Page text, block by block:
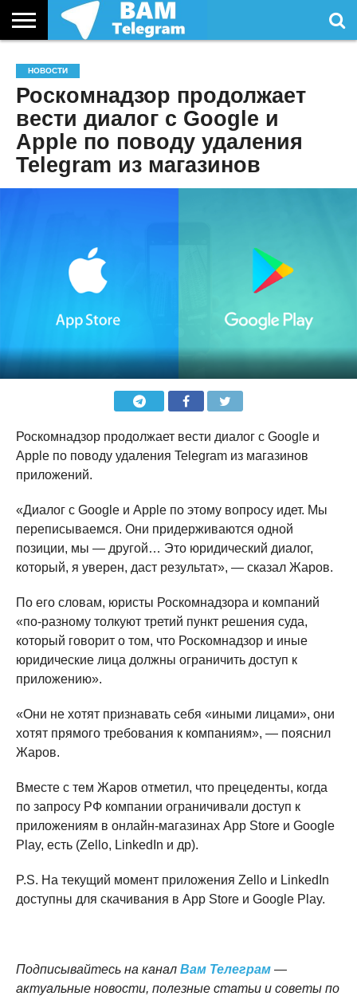
УСЛУГИ
НОВОСТИ
Роскомнадзор продолжает
вести диалог с Google и
Apple по поводу удаления
Telegram из магазинов
Роскомнадзор продолжает вести диалог с Google и
Apple по поводу удаления Telegram из магазинов
приложений.
«Диалог с Google и Apple по этому вопросу идет. Мы
переписываемся. Они придерживаются одной
позиции, мы — другой… Это юридический диалог,
который, я уверен, даст результат», — сказал Жаров.
По его словам, юристы Роскомнадзора и компаний
«по-разному толкуют третий пункт решения суда,
который говорит о том, что Роскомнадзор и иные
юридические лица должны ограничить доступ к
приложению».
«Они не хотят признавать себя «иными лицами», они
хотят прямого требования к компаниям», — пояснил
Жаров.
Вместе с тем Жаров отметил, что прецеденты, когда
по запросу РФ компании ограничивали доступ к
приложениям в онлайн-магазинах App Store и Google
Play, есть (Zello, LinkedIn и др).
P.S. На текущий момент приложения Zello и LinkedIn
доступны для скачивания в App Store и Google Play.
Подписывайтесь на канал Вам Телеграм—
актуальные новости, полезные статьи и советы по